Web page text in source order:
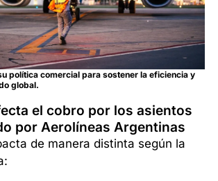
política comercial para sostener la eficiencia y
global.
el cobro por los asientos
por Aerolíneas Argentinas
de manera distinta según la